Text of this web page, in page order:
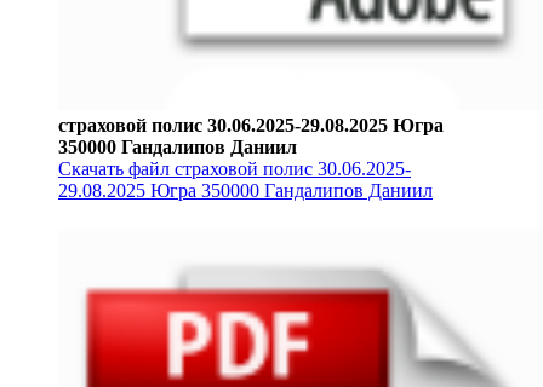
страховой полис 30.06.2025-29.08.2025 Югра
350000 Гандалипов Даниил
Скачать файл страховой полис 30.06.2025-
29.08.2025 Югра 350000 Гандалипов Даниил